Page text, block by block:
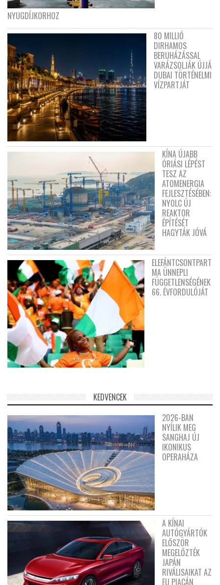
NYUGDÍJKORHOZ
80 MILLIÓ
DIRHAMOS
BERUHÁZÁSSAL
VARÁZSOLJÁK ÚJJÁ
DUBAI TÖRTÉNELMI
VÍZPARTJÁT
KÍNA ÚJABB
ÓRIÁSI LÉPÉST
TESZ AZ
ATOMENERGIA
FEJLESZTÉSÉBEN:
NYOLC ÚJ
REAKTOR
ÉPÍTÉSÉT
HAGYTÁK JÓVÁ
ELEFÁNTCSONTPART
MA ÜNNEPLI
FÜGGETLENSÉGÉNEK
66. ÉVFORDULÓJÁT
KEDVENCEK
2026-BAN
NYÍLIK MEG
SANGHAJ ÚJ
IKONIKUS
OPERAHÁZA
A KÍNAI
AUTÓGYÁRTÓK
ELŐSZÖR
MEGELŐZTÉK
JAPÁN
RIVÁLISAIKAT AZ
EU PIACÁN